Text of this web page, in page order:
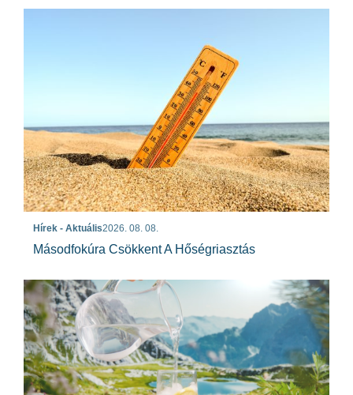
Hírek - Aktuális2026. 08. 08.
Másodfokúra Csökkent A Hőségriasztás